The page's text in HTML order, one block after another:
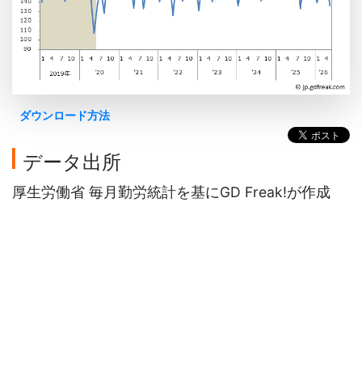
ダウンロード方法
データ出所
厚生労働省 毎月勤労統計を基にGD Freak!が作成